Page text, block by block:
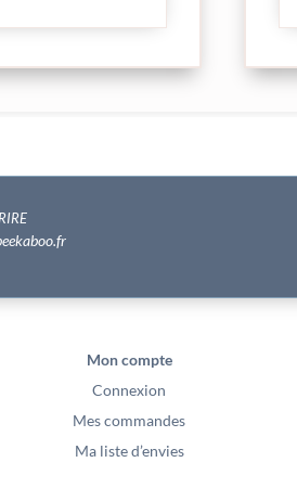
Mon compte
Connexion
Mes commandes
Ma liste d’envies